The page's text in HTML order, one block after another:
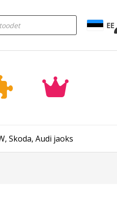
EE
Skoda, Audi jaoks